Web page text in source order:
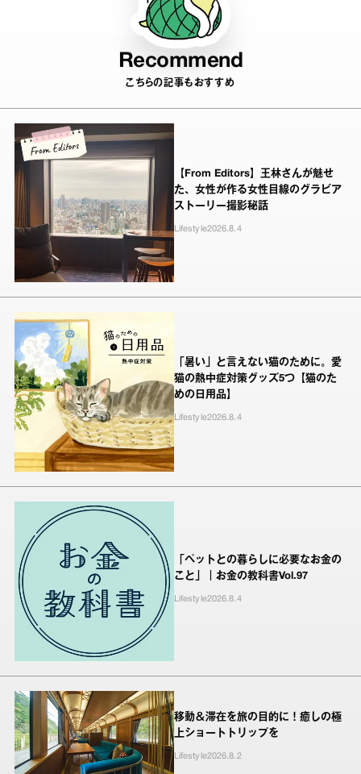
Recommend
こちらの記事もおすすめ
【From Editors】王林さんが魅せ
た、女性が作る女性目線のグラビア
ストーリー撮影秘話
Lifestyle2026.8.4
「暑い」と言えない猫のために。愛
猫の熱中症対策グッズ5つ【猫のた
めの日用品】
Lifestyle2026.8.4
「ペットとの暮らしに必要なお金の
こと」｜お金の教科書Vol.97
Lifestyle2026.8.4
移動＆滞在を旅の目的に！癒しの極
上ショートトリップを
Lifestyle2026.8.2